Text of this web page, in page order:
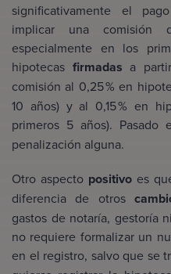
significativamente el
implicar una comisión
especialmente en los
hipotecas firmadas a
comisión al 0,25 % en
10 años) y al 0,15 % en
primeros 5 años). Pasado
penalización alguna.
Otro aspecto positivo es
diferencia de otros
gastos de notaría, gestoría
no requiere formalizar un
en el registro, salvo que se